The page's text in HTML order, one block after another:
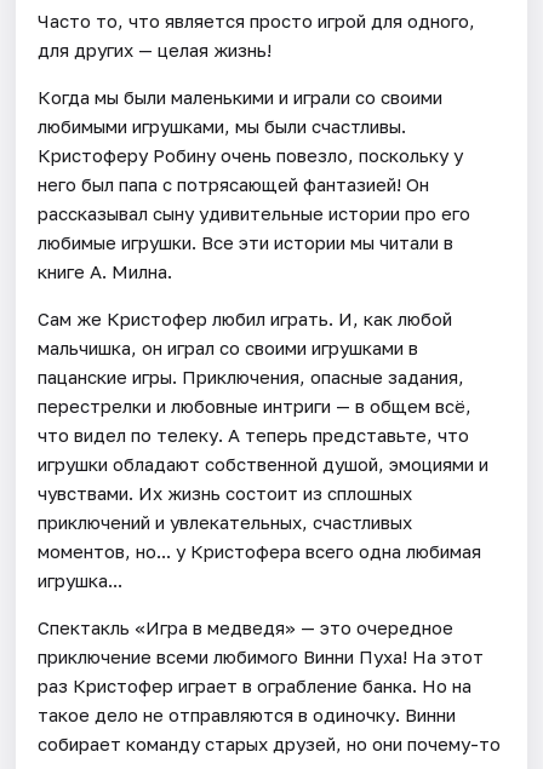
Часто то, что является просто игрой для одного,
для других — целая жизнь!
Когда мы были маленькими и играли со своими
любимыми игрушками, мы были счастливы.
Кристоферу Робину очень повезло, поскольку у
него был папа с потрясающей фантазией! Он
рассказывал сыну удивительные истории про его
любимые игрушки. Все эти истории мы читали в
книге А. Милна.
Сам же Кристофер любил играть. И, как любой
мальчишка, он играл со своими игрушками в
пацанские игры. Приключения, опасные задания,
перестрелки и любовные интриги — в общем всё,
что видел по телеку. А теперь представьте, что
игрушки обладают собственной душой, эмоциями и
чувствами. Их жизнь состоит из сплошных
приключений и увлекательных, счастливых
моментов, но... у Кристофера всего одна любимая
игрушка...
Спектакль «Игра в медведя» — это очередное
приключение всеми любимого Винни Пуха! На этот
раз Кристофер играет в ограбление банка. Но на
такое дело не отправляются в одиночку. Винни
собирает команду старых друзей, но они почему-то